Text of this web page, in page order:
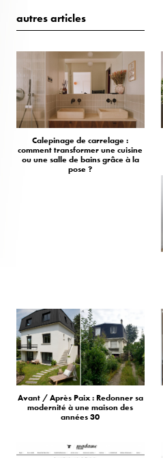
autres articles
Calepinage de carrelage :
comment transformer une cuisine
ou une salle de bains grâce à la
pose ?
Avant / Après Paix : Redonner sa
modernité à une maison des
années 30